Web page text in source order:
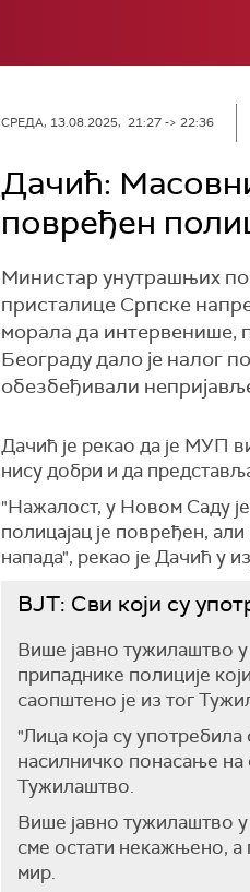
СРЕДА, 13.08.2025, 21:27 -> 22:36
Дачић:
повређен
Министар унутрашњих
присталице Српске
морала да интервенише,
Београду дало је налог
обезбеђивали
Дачић је рекао да је МУП
нису добри и да
"Нажалост, у Новом Саду
полицајац је повређен,
напада", рекао је Дачић у
ВЈТ: Сви који су
Више јавно тужилаштво у
припаднике полиције
саопштено је из тог
"Лица која су
насилничко понасање на
Тужилаштво.
Више јавно тужилаштво
сме остати некажњено, а
мир.